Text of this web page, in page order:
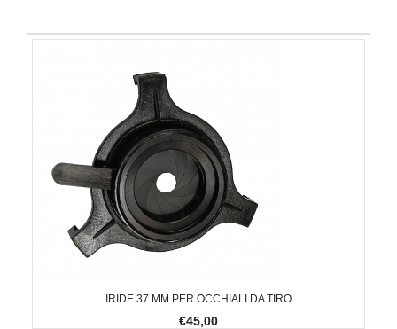
IRIDE 37 MM PER OCCHIALI DA TIRO
€45,00